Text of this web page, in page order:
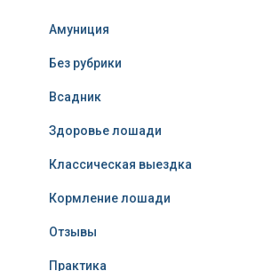
Амуниция
Без рубрики
Всадник
Здоровье лошади
Классическая выездка
Кормление лошади
Отзывы
Практика